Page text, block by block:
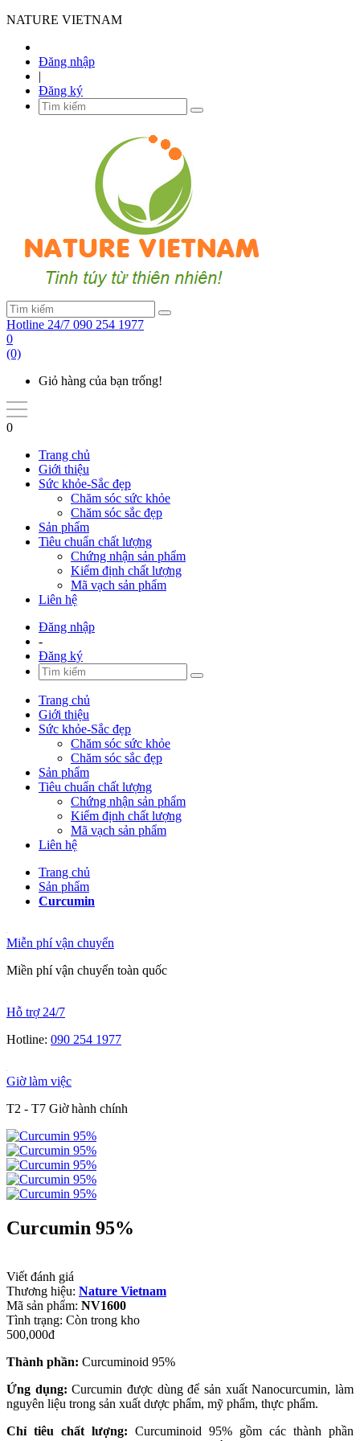
NATURE VIETNAM
Đăng nhập
|
Đăng ký
Hotline 24/7 090 254 1977
0
(0)
Giỏ hàng của bạn trống!
0
Trang chủ
Giới thiệu
Sức khỏe-Sắc đẹp
Chăm sóc sức khỏe
Chăm sóc sắc đẹp
Sản phẩm
Tiêu chuẩn chất lượng
Chứng nhận sản phẩm
Kiểm định chất lượng
Mã vạch sản phẩm
Liên hệ
Đăng nhập
-
Đăng ký
Trang chủ
Giới thiệu
Sức khỏe-Sắc đẹp
Chăm sóc sức khỏe
Chăm sóc sắc đẹp
Sản phẩm
Tiêu chuẩn chất lượng
Chứng nhận sản phẩm
Kiểm định chất lượng
Mã vạch sản phẩm
Liên hệ
Trang chủ
Sản phẩm
Curcumin
Miễn phí vận chuyển
Miền phí vận chuyển toàn quốc
Hỗ trợ 24/7
Hotline: 090 254 1977
Giờ làm việc
T2 - T7 Giờ hành chính
Curcumin 95%
Viết đánh giá
Thương hiệu: Nature Vietnam
Mã sản phẩm: NV1600
Tình trạng: Còn trong kho
500,000đ
Thành phần: Curcuminoid 95%
Ứng dụng: Curcumin được dùng để sản xuất Nanocurcumin, làm
nguyên liệu trong sản xuất dược phẩm, mỹ phẩm, thực phẩm.
Chỉ tiêu chất lượng: Curcuminoid 95% gồm các thành phần